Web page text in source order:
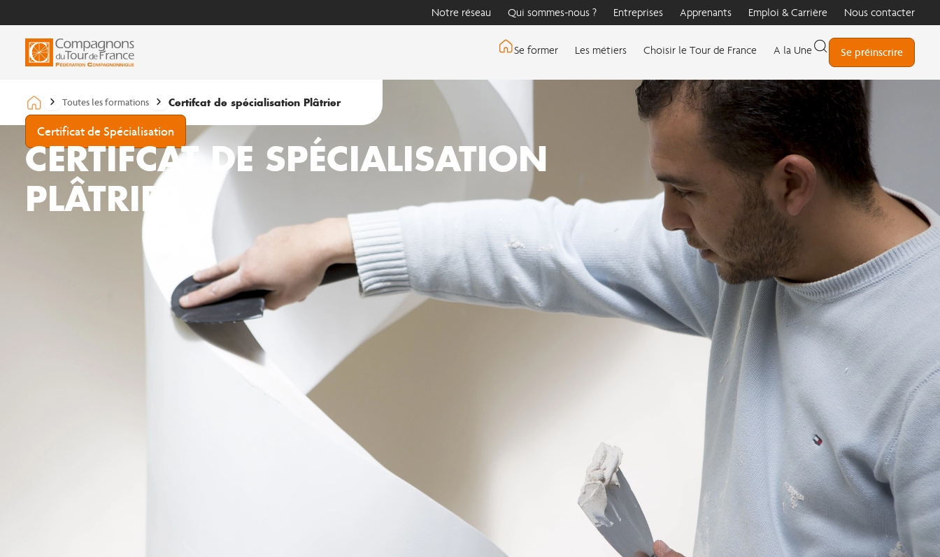
Notre réseau Qui sommes-nous ? Entreprises Apprenants Emploi & Carrière Nous contacter
Se former Les métiers Choisir le Tour de France A la Une Se préinscrire
Toutes les formations Certifcat de spécialisation Plâtrier
Certificat de Spécialisation
CERTIFCAT DE SPÉCIALISATION
PLÂTRIER